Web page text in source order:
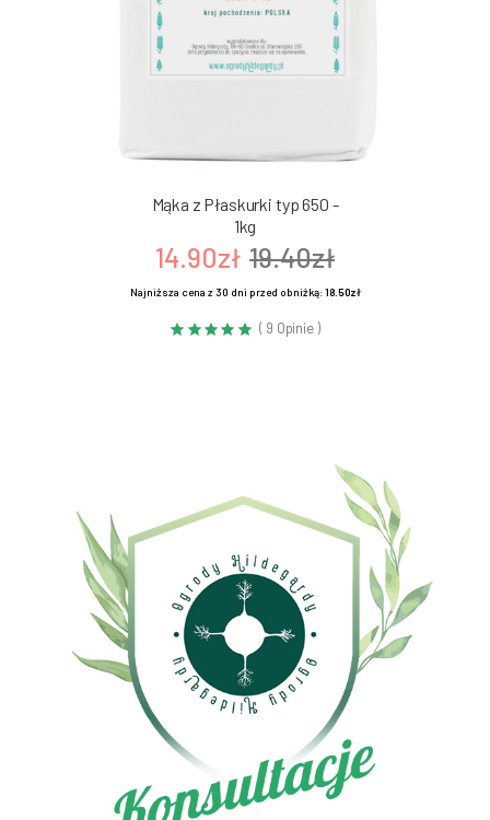
Mąka z Płaskurki typ 650 -
1kg
14.90zł 19.40zł
Najniższa cena z 30 dni przed obniżką:18.50zł
( 9 Opinie )